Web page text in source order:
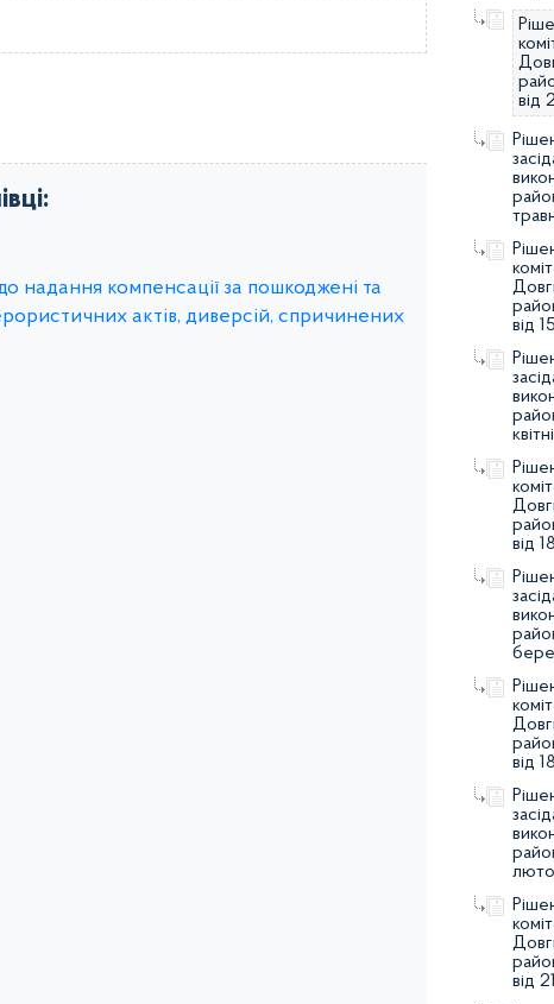
надання компенсації за пошкоджені та
актів, диверсій, спричинених
від
від
від
від
від